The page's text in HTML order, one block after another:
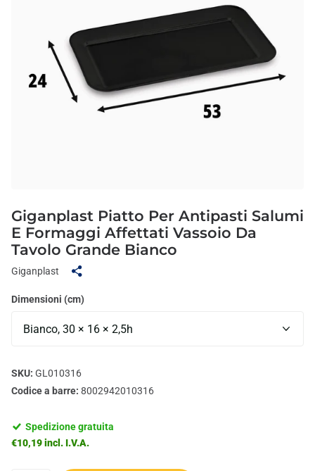
Giganplast Piatto Per Antipasti Salumi
E Formaggi Affettati Vassoio Da
Tavolo Grande Bianco
Giganplast
Dimensioni (cm)
SKU: GL010316
Codice a barre: 8002942010316
Spedizione gratuita
€10,19 incl. I.V.A.